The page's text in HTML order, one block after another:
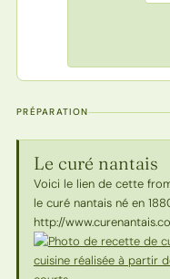
PRÉPARATION
Le curé nantais
Voici le lien de cette
le curé nantais né en
http://